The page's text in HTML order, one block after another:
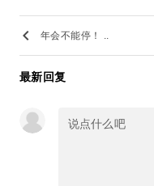
keyboard_arrow_left 年会不能停！ ..
最新回复